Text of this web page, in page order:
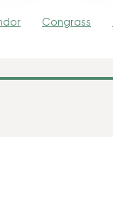
Congrass